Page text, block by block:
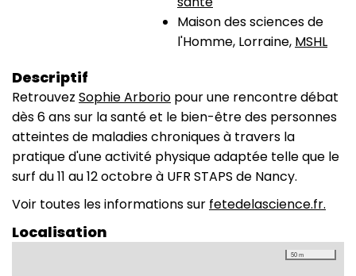
Maison des sciences de
l'Homme, Lorraine, MSHL
Descriptif
Retrouvez Sophie Arborio pour une rencontre débat
dès 6 ans sur la santé et le bien-être des personnes
atteintes de maladies chroniques à travers la
pratique d'une activité physique adaptée telle que le
surf du 11 au 12 octobre à UFR STAPS de Nancy.
Voir toutes les informations sur fetedelascience.fr.
Localisation
50 m